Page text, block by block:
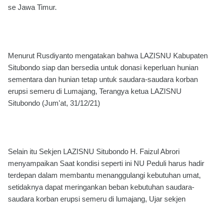
se Jawa Timur.
Menurut Rusdiyanto mengatakan bahwa LAZISNU Kabupaten
Situbondo siap dan bersedia untuk donasi keperluan hunian
sementara dan hunian tetap untuk saudara-saudara korban
erupsi semeru di Lumajang, Terangya ketua LAZISNU
Situbondo (Jum'at, 31/12/21)
Selain itu Sekjen LAZISNU Situbondo H. Faizul Abrori
menyampaikan Saat kondisi seperti ini NU Peduli harus hadir
terdepan dalam membantu menanggulangi kebutuhan umat,
setidaknya dapat meringankan beban kebutuhan saudara-
saudara korban erupsi semeru di lumajang, Ujar sekjen